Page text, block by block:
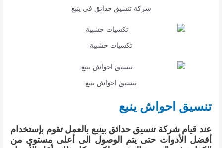
شركة تنسيق حدائق فى ينبع
تكسيات خشبية
تنسيق احواش ينبع
تنسيق احواش ينبع
عند قيام شركة تنسيق حدائق بينبع بالعمل تقوم بإستخدام
أفضل الأدوات حتى يتم الوصول الى أعلى مستوى من